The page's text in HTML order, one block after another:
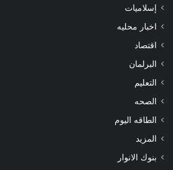
إسلاميات
اخبار محليه
اقتصاد
البرلمان
التعليم
الصحه
الطاقه اليوم
المزيد
بنوك الانوار